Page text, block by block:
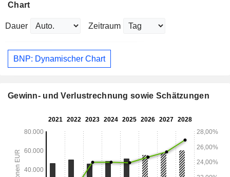
Chart
Dauer Zeitraum
BNP: Dynamischer Chart
Gewinn- und Verlustrechnung sowie Schätzungen